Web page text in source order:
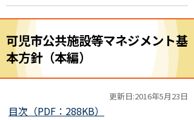
可児市公共施設等マネジメント基
本方針（本編）
更新日:2016年5月23日
目次（PDF：288KB）